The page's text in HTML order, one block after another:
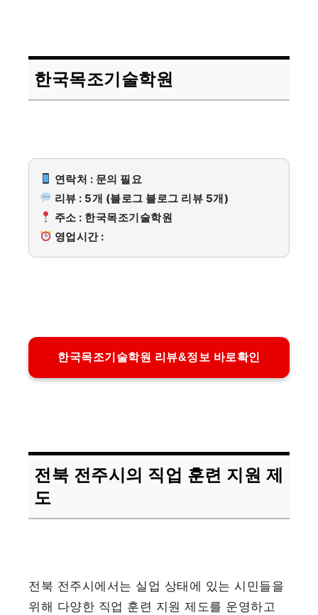
한국목조기술학원
연락처 : 문의 필요
리뷰 : 5개 (블로그 블로그 리뷰 5개)
주소 : 한국목조기술학원
영업시간 :
한국목조기술학원 리뷰&정보 바로확인
전북 전주시의 직업 훈련 지원 제
도
전북 전주시에서는 실업 상태에 있는 시민들을
위해 다양한 직업 훈련 지원 제도를 운영하고